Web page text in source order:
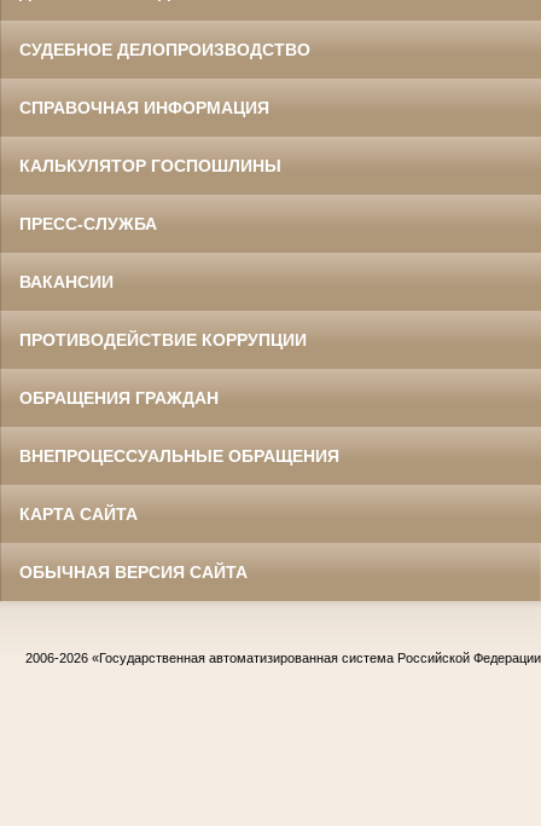
СУДЕБНОЕ ДЕЛОПРОИЗВОДСТВО
СПРАВОЧНАЯ ИНФОРМАЦИЯ
КАЛЬКУЛЯТОР ГОСПОШЛИНЫ
ПРЕСС-СЛУЖБА
ВАКАНСИИ
ПРОТИВОДЕЙСТВИЕ КОРРУПЦИИ
ОБРАЩЕНИЯ ГРАЖДАН
ВНЕПРОЦЕССУАЛЬНЫЕ ОБРАЩЕНИЯ
КАРТА САЙТА
ОБЫЧНАЯ ВЕРСИЯ САЙТА
2006-2026 «Государственная автоматизированная система Российской